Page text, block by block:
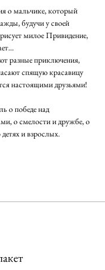
о мальчике, который
будучи у своей
милое Привидение,
разные приключения,
спящую красавицу
настоящими друзьями!
о победе над
о смелости и дружбе, о
и взрослых.